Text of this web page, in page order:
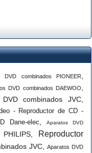
DVD combinados PIONEER
DVD combinados DAEWOO
DVD combinados JVC
- Reproductor de CD -
Dane-elec Aparatos DVD
,
Reproductor
JVC
Aparatos DVD